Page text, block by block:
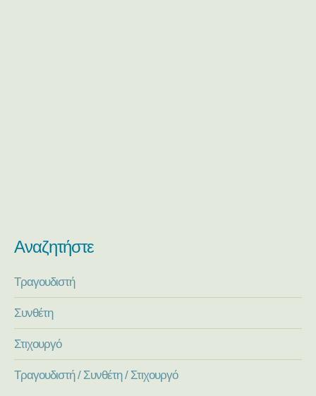
Αναζητήστε
Τραγουδιστή
Συνθέτη
Στιχουργό
Τραγουδιστή / Συνθέτη / Στιχουργό